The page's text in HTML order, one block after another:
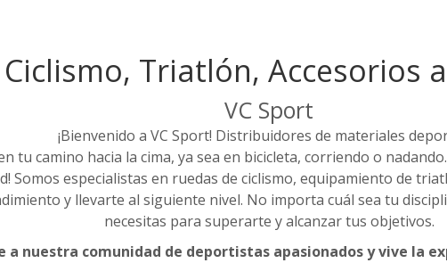
Ciclismo, Triatlón, Accesorios
VC Sport
¡Bienvenido a VC Sport! Distribuidores de materiales
tu camino hacia la cima, ya sea en bicicleta, corriendo o
Somos especialistas en ruedas de ciclismo, equipamiento de
y llevarte al siguiente nivel. No importa cuál sea tu
necesitas para superarte y alcanzar tus objetivos.
a nuestra comunidad de deportistas apasionados y vive la